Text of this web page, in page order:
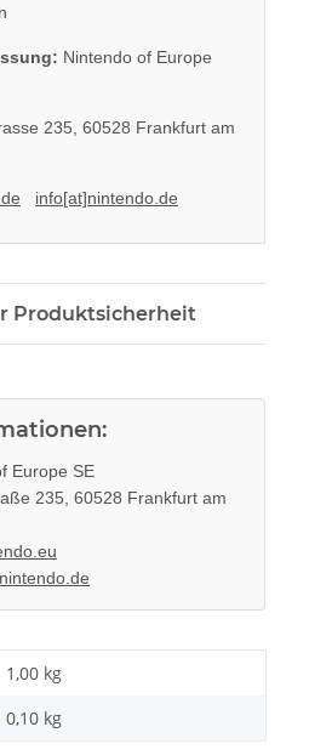
Nintendo of Europe
235, 60528 Frankfurt am
info[at]nintendo.de
Produktsicherheit
Europe SE
235, 60528 Frankfurt am
1,00 kg
0,10 kg